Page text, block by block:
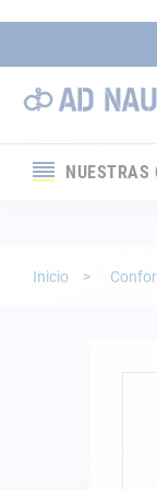
NUESTRAS
Electricidad
Inicio